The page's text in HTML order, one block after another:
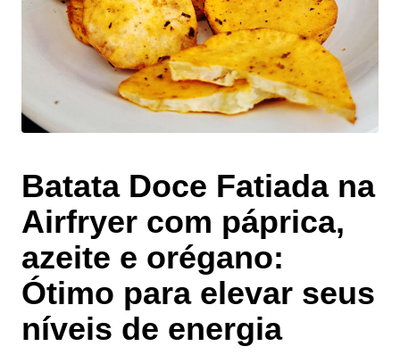
Batata Doce Fatiada na
Airfryer com páprica,
azeite e orégano:
Ótimo para elevar seus
níveis de energia